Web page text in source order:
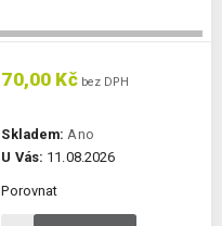
70,00 Kčbez DPH
Skladem: Ano
U Vás: 11.08.2026
Porovnat